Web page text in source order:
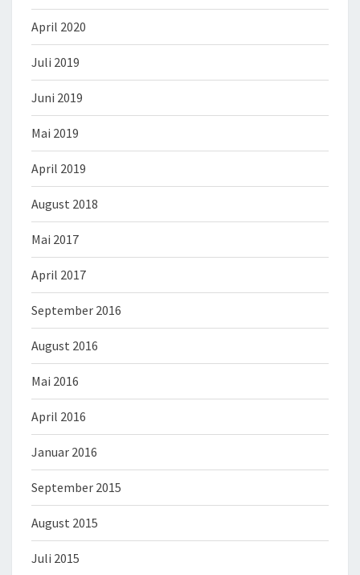
April 2020
Juli 2019
Juni 2019
Mai 2019
April 2019
August 2018
Mai 2017
April 2017
September 2016
August 2016
Mai 2016
April 2016
Januar 2016
September 2015
August 2015
Juli 2015